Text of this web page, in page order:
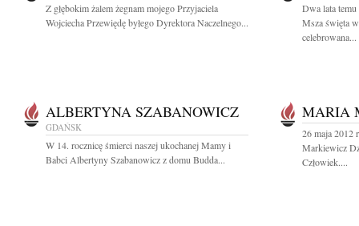
Z głębokim żalem żegnam mojego Przyjaciela
Wojciecha Przewiędę byłego Dyrektora Naczelnego...
Dwa lata temu
Msza święta
celebrowana...
ALBERTYNA SZABANOWICZ
GDAŃSK
W 14. rocznicę śmierci naszej ukochanej Mamy i
Babci Albertyny Szabanowicz z domu Budda...
MARIA
26 maja 2012
Markiewicz
Człowiek....